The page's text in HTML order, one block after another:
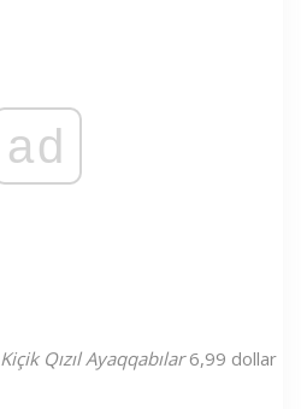
ad
Qızıl Ayaqqabılar6,99 dollar